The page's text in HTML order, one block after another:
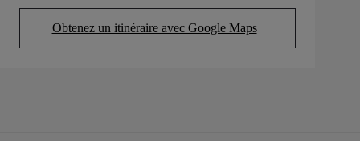
Obtenez un itinéraire avec Google Maps
(Opens in new tab)